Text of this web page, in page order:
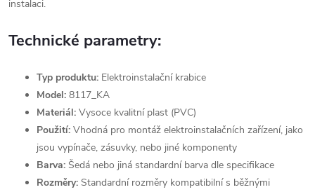
instalaci.
Technické parametry:
Typ produktu: Elektroinstalační krabice
Model: 8117_KA
Materiál: Vysoce kvalitní plast (PVC)
Použití: Vhodná pro montáž elektroinstalačních zařízení, jako
jsou vypínače, zásuvky, nebo jiné komponenty
Barva: Šedá nebo jiná standardní barva dle specifikace
Rozměry: Standardní rozměry kompatibilní s běžnými